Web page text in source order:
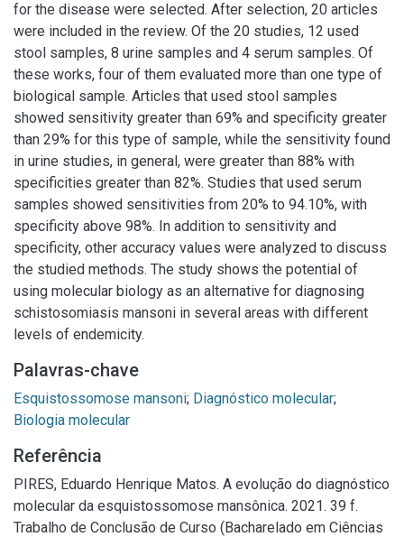
for the disease were selected. After selection, 20 articles
were included in the review. Of the 20 studies, 12 used
stool samples, 8 urine samples and 4 serum samples. Of
these works, four of them evaluated more than one type of
biological sample. Articles that used stool samples
showed sensitivity greater than 69% and specificity greater
than 29% for this type of sample, while the sensitivity found
in urine studies, in general, were greater than 88% with
specificities greater than 82%. Studies that used serum
samples showed sensitivities from 20% to 94.10%, with
specificity above 98%. In addition to sensitivity and
specificity, other accuracy values were analyzed to discuss
the studied methods. The study shows the potential of
using molecular biology as an alternative for diagnosing
schistosomiasis mansoni in several areas with different
levels of endemicity.
Palavras-chave
Esquistossomose mansoni; Diagnóstico molecular;
Biologia molecular
Referência
PIRES, Eduardo Henrique Matos. A evolução do diagnóstico
molecular da esquistossomose mansônica. 2021. 39 f.
Trabalho de Conclusão de Curso (Bacharelado em Ciências